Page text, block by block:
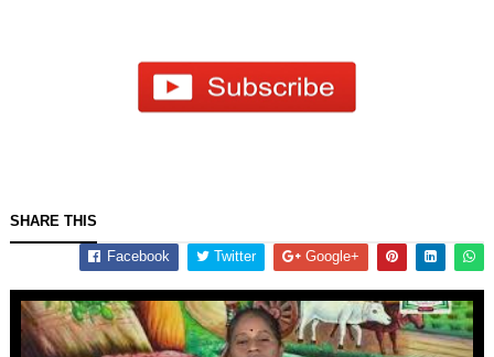
SHARE THIS
Facebook Twitter Google+